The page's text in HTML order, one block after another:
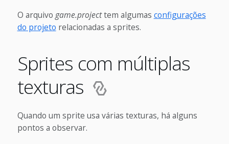
O arquivogame.projecttem algumas configurações
do projeto relacionadas a sprites.
Sprites com múltiplas
texturas
Quando um sprite usa várias texturas, há alguns
pontos a observar.